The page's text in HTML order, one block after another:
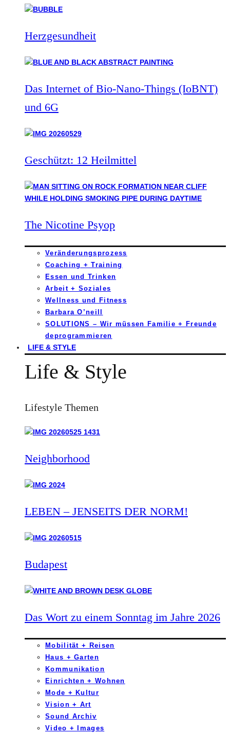
Herzgesundheit
Das Internet of Bio-Nano-Things (IoBNT)
und 6G
Geschützt: 12 Heilmittel
The Nicotine Psyop
Veränderungsprozess
Coaching + Training
Essen und Trinken
Arbeit + Soziales
Wellness und Fitness
Barbara O’neill
SOLUTIONS – Wir müssen Familie + Freunde
deprogrammieren
LIFE & STYLE
Life & Style
Lifestyle Themen
Neighborhood
LEBEN – JENSEITS DER NORM!
Budapest
Das Wort zu einem Sonntag im Jahre 2026
Mobilität + Reisen
Haus + Garten
Kommunikation
Einrichten + Wohnen
Mode + Kultur
Vision + Art
Sound Archiv
Video + Images